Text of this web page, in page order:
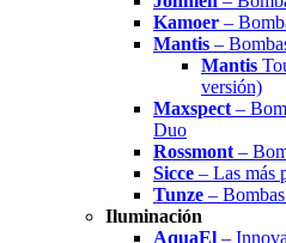
Kamoer –
Mantis –
Mantis
versión)
Maxspect –
Duo
Rossmont –
Sicce – Las más
Tunze –
Iluminación
AquaEl –